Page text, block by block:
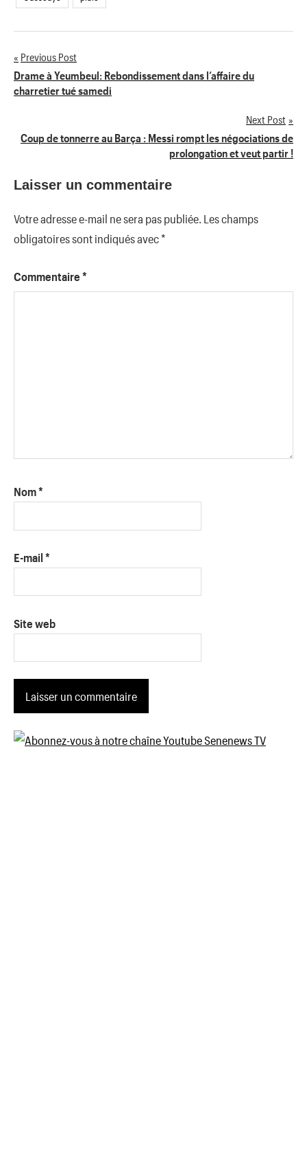
Navigation
de
Previous Post
Drame à Yeumbeul: Rebondissement dans l’affaire du
charretier tué samedi
Next Post
Coup de tonnerre au Barça : Messi rompt les négociations de
prolongation et veut partir !
Laisser un commentaire
Votre adresse e-mail ne sera pas publiée. Les champs
obligatoires sont indiqués avec*
Commentaire *
Nom*
E-mail *
Site web